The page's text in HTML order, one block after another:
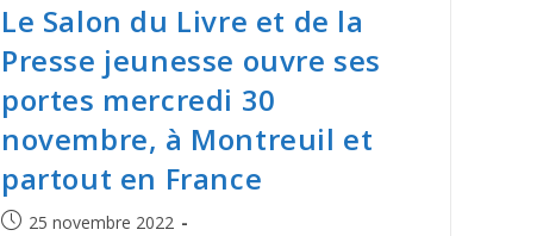
Le Salon du Livre et de la
Presse jeunesse ouvre ses
portes mercredi 30
novembre, à Montreuil et
partout en France
25 novembre 2022